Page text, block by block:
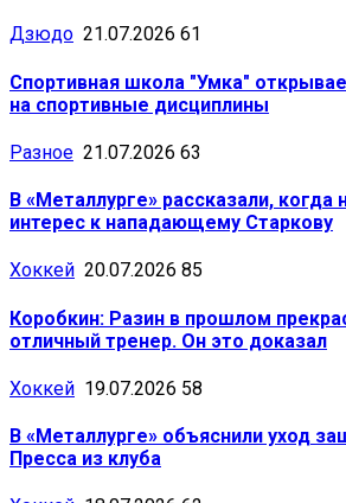
Дзюдо 21.07.2026 61
Спортивная школа "Умка"
на спортивные дисциплины
Разное 21.07.2026 63
В «Металлурге» рассказали, когда
интерес к нападающему Старкову
Хоккей 20.07.2026 85
Коробкин: Разин в прошлом
отличный тренер. Он это доказал
Хоккей 19.07.2026 58
В «Металлурге» объяснили уход
Пресса из клуба